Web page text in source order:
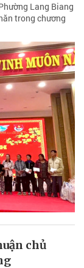
Lang Biang
trong chương
chủ